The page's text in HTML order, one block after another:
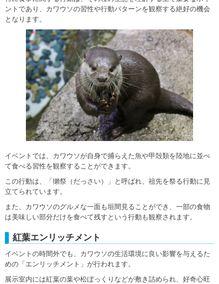
ントであり、カワウソの習性や行動パターンを観察する絶好の機会
となります。
イベントでは、カワウソが自身で捕らえた魚や甲殻類を陸地に並べ
て食べる習性を観察することができます。
この行動は、「獺祭（だっさい）」と呼ばれ、祖先を祭る行動に見
立てられています。
また、カワウソのグルメな一面も垣間見ることができ、一部の食物
は美味しい部分だけを食べて残すという行動も観察されます。
紅葉エンリッチメント
イベントの時間外でも、カワウソの生活環境に良い影響を与えるた
めの「エンリッチメント」が行われます。
展示室内には紅葉の葉や松ぼっくりなどが敷き詰められ、好奇心旺